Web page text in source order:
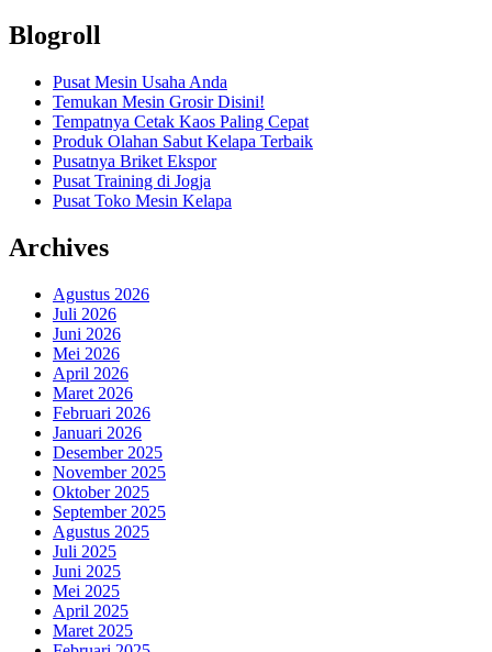
Blogroll
Pusat Mesin Usaha Anda
Temukan Mesin Grosir Disini!
Tempatnya Cetak Kaos Paling Cepat
Produk Olahan Sabut Kelapa Terbaik
Pusatnya Briket Ekspor
Pusat Training di Jogja
Pusat Toko Mesin Kelapa
Archives
Agustus 2026
Juli 2026
Juni 2026
Mei 2026
April 2026
Maret 2026
Februari 2026
Januari 2026
Desember 2025
November 2025
Oktober 2025
September 2025
Agustus 2025
Juli 2025
Juni 2025
Mei 2025
April 2025
Maret 2025